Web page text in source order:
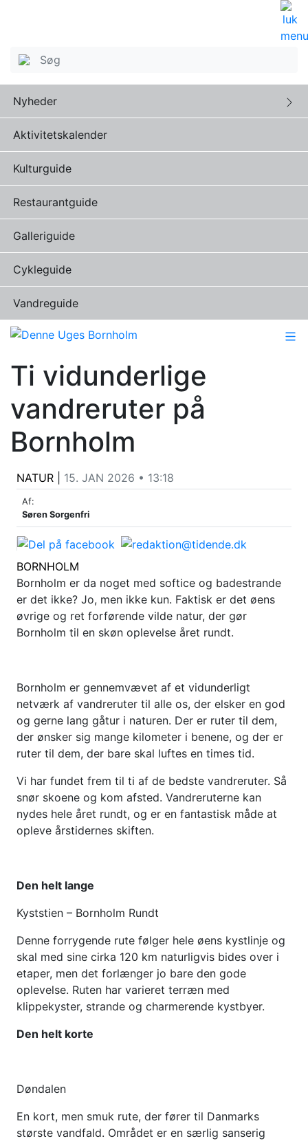
Nyheder
Aktivitetskalender
Kulturguide
Restaurantguide
Galleriguide
Cykleguide
Vandreguide
Ti vidunderlige
vandreruter på
Bornholm
NATUR 15. JAN 2026 • 13:18
Af:
Søren Sorgenfri
BORNHOLM
Bornholm er da noget med softice og badestrande
er det ikke? Jo, men ikke kun. Faktisk er det øens
øvrige og ret forførende vilde natur, der gør
Bornholm til en skøn oplevelse året rundt.
Bornholm er gennemvævet af et vidunderligt
netværk af vandreruter til alle os, der elsker en god
og gerne lang gåtur i naturen. Der er ruter til dem,
der ønsker sig mange kilometer i benene, og der er
ruter til dem, der bare skal luftes en times tid.
Vi har fundet frem til ti af de bedste vandreruter. Så
snør skoene og kom afsted. Vandreruterne kan
nydes hele året rundt, og er en fantastisk måde at
opleve årstidernes skiften.
Den helt lange
Kyststien – Bornholm Rundt
Denne forrygende rute følger hele øens kystlinje og
skal med sine cirka 120 km naturligvis bides over i
etaper, men det forlænger jo bare den gode
oplevelse. Ruten har varieret terræn med
klippekyster, strande og charmerende kystbyer.
Den helt korte
Døndalen
En kort, men smuk rute, der fører til Danmarks
største vandfald. Området er en særlig sanserig